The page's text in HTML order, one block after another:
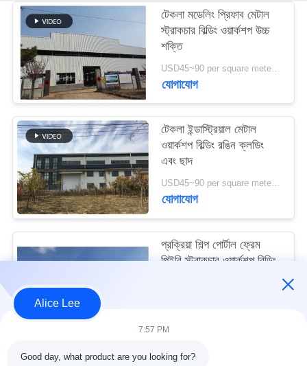
খবর
মামলা
সাইট
ম্যাপ
গোপনীয়তা
নীতি
টেকলা মডেলিং প্রিফাব মেটাল
স্ট্রাকচার বিল্ডিং ওয়ার্কশপ উচ্চ
শক্তি
USD45~90 per square meter MOQ:1000 বর্গ মিটার
যোগাযোগ
টেকলা ইন্ডাস্ট্রিয়াল মেটাল
ওয়ার্কশপ বিল্ডিং রঙিন ক্লডিং
এবং ছাদ
USD45~90 per square meter MOQ:1000 বর্গ মিটার
যোগাযোগ
প্রক্রিয়া শিল্প পোর্টাল ফ্রেম
পিইবি স্ট্রাকচার ওয়ার্কশপ বিল্ডিং
Alice Lee
7:57 PM
Good day, what product are you looking for?